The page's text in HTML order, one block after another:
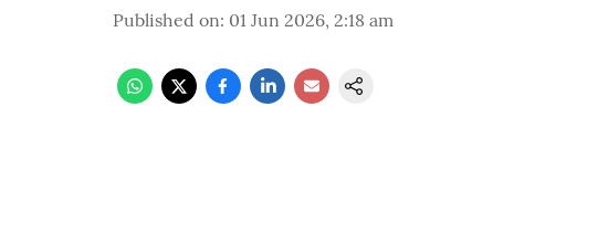
Published on: 01 Jun 2026, 2:18 am